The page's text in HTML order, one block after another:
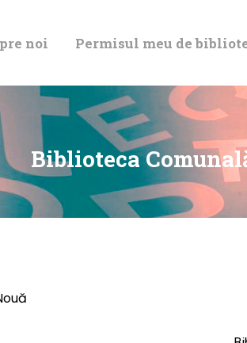
noi Permisul meu de
Biblioteca
DE
CATALOAGE
COLECȚII